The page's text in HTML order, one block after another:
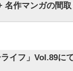
作マンガの間
イフ」Vol.89に